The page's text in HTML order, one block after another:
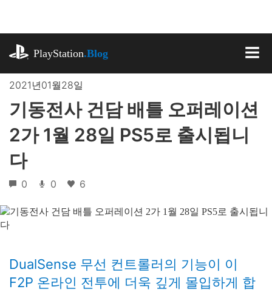
로
뛰
PlayStation.Blog
2021년01월28일
기동전사 건담 배틀 오퍼레이션
2가 1월 28일 PS5로 출시됩니
다
0 0 6
DualSense 무선 컨트롤러의 기능이 이
F2P 온라인 전투에 더욱 깊게 몰입하게 합